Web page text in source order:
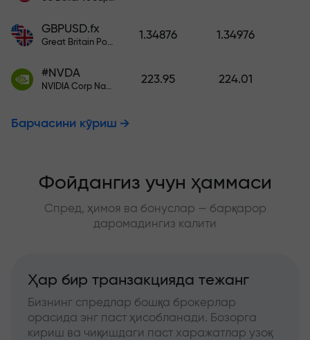
GBPUSD.fx
Great Britain Pound vs US Dollar
1.34876 1.34976
#NVDA
NVIDIA Corp Nasdaq Stock Exchange (Nasdaq) USD
223.95 224.01
Барчасини кўриш
Фойдангиз учун ҳаммаси
Спред, ҳимоя ва бонуслар — барқарор
даромадингиз калити
Ҳар бир транзакцияда тежанг
Бизнинг спредлар бошқа брокерлар
орасида энг паст ҳисобланади. Бозорга
кириш ва чиқишдаги паст харажатлар узоқ